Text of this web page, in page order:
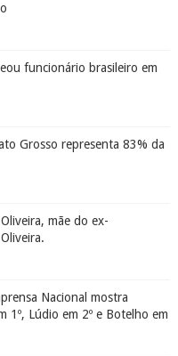
funcionário brasileiro em
Grosso representa 83% da
mãe do ex-
Nacional mostra
1º, Lúdio em 2º e Botelho em